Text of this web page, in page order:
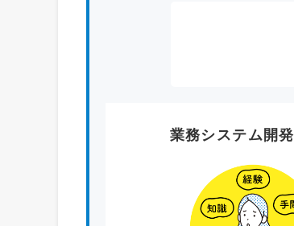
業務システム開発